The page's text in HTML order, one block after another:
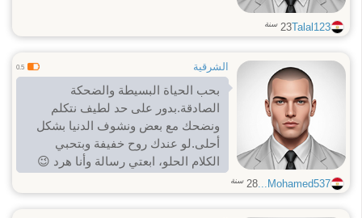
Talal123
23 سنة
الشرقية 0.5
بحب الحياة البسيطة والضحكة
الصادقة.بدور على حد لطيف نتكلم
ونضحك مع بعض ونشوف الدنيا بشكل
أحلى.لو عندك روح خفيفة وبتحبي
الكلام الحلو، ابعتي رسالة وأنا هرد 😉
Mohamed537...
28 سنة